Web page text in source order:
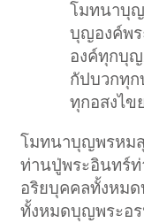
โมทนาบุ
บุญองค์พ
องค์ทุกบุญ
กัปบวกทุ
ทุกอสงไข
โมทนาบุญพรหม
ท่านปู่พระอินทร์
อริยบุคคลทั้งหม
ทั้งหมดบุญพระอ